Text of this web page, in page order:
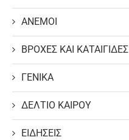
ΑΝΕΜΟΙ
ΒΡΟΧΕΣ ΚΑΙ ΚΑΤΑΙΓΙΔΕΣ
ΓΕΝΙΚΑ
ΔΕΛΤΙΟ ΚΑΙΡΟΥ
ΕΙΔΗΣΕΙΣ